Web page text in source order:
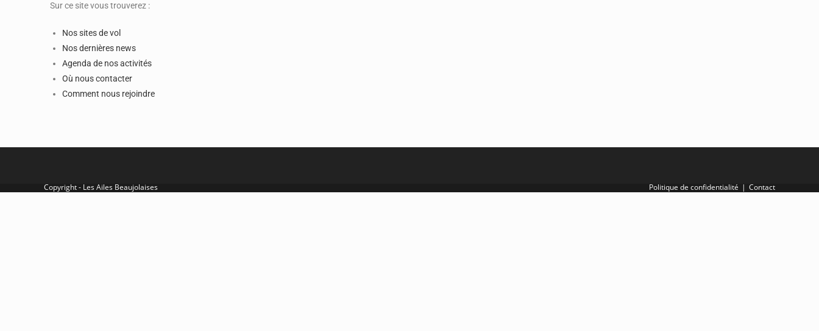
Sur ce site vous trouverez :
Nos sites de vol
Nos dernières news
Agenda de nos activités
Où nous contacter
Comment nous rejoindre
Politique de confidentialité Contact
Copyright - Les Ailes Beaujolaises